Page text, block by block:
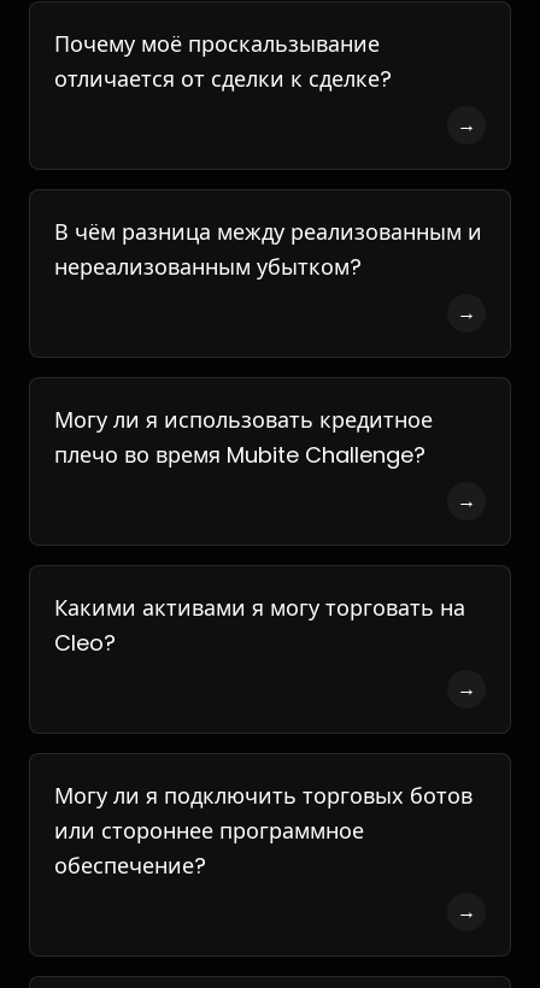
Почему моё проскальзывание
отличается от сделки к сделке?
→
В чём разница между реализованным и
нереализованным убытком?
→
Могу ли я использовать кредитное
плечо во время Mubite Challenge?
→
Какими активами я могу торговать на
Cleo?
→
Могу ли я подключить торговых ботов
или стороннее программное
обеспечение?
→